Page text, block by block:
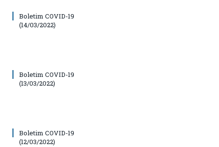
Boletim COVID-19
(14/03/2022)
Boletim COVID-19
(13/03/2022)
Boletim COVID-19
(12/03/2022)